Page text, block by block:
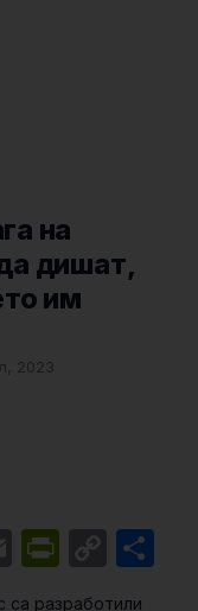
на
дишат,
им
2023
Email
са разработили